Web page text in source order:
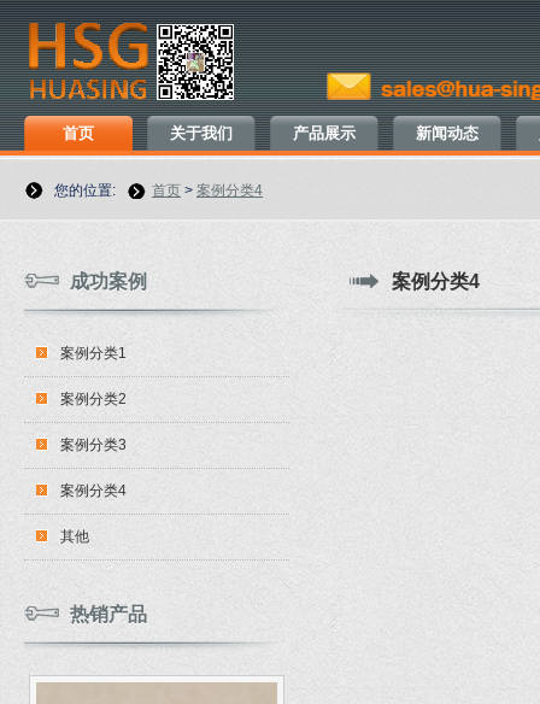
首页 关于我们 产品展示 新闻动态
您的位置: 首页 > 案例分类4
成功案例
案例分类1
案例分类2
案例分类3
案例分类4
其他
热销产品
案例分类4